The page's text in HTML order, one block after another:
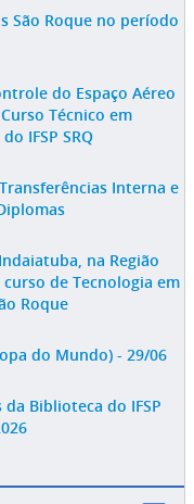
São Roque no período
do Espaço Aéreo
Técnico em
IFSP SRQ
Interna e
na Região
de Tecnologia em
Roque
do Mundo) - 29/06
Biblioteca do IFSP